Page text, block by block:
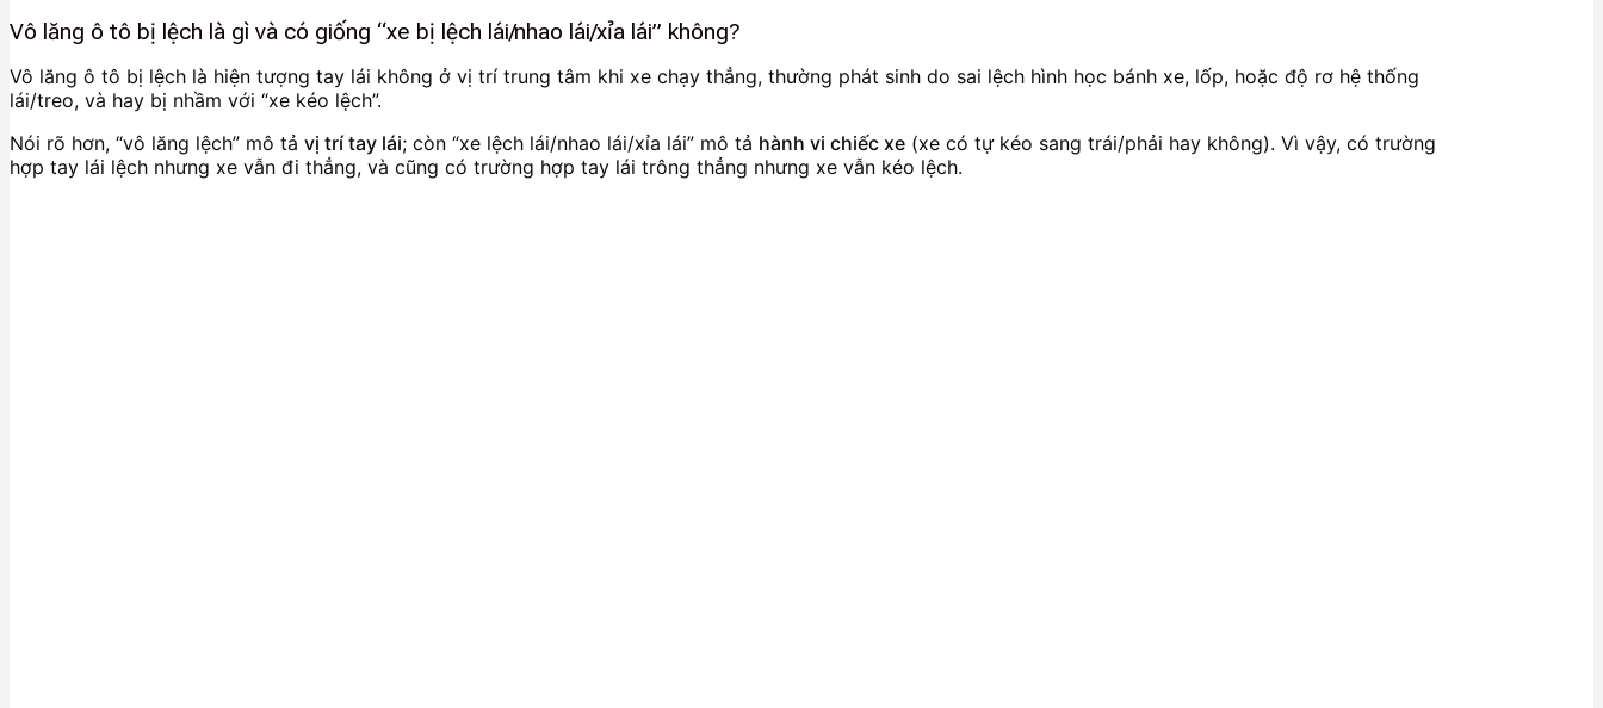
Vô lăng ô tô bị lệch là gì và có giống “xe bị lệch lái/nhao lái/xỉa lái” không?
Vô lăng ô tô bị lệch là hiện tượng tay lái không ở vị trí trung tâm khi xe chạy thẳng, thường phát sinh do sai lệch hình học bánh xe, lốp, hoặc độ rơ hệ thống
lái/treo, và hay bị nhầm với “xe kéo lệch”.
Nói rõ hơn, “vô lăng lệch” mô tả vị trí tay lái; còn “xe lệch lái/nhao lái/xỉa lái” mô tả hành vi chiếc xe (xe có tự kéo sang trái/phải hay không). Vì vậy, có trường
hợp tay lái lệch nhưng xe vẫn đi thẳng, và cũng có trường hợp tay lái trông thẳng nhưng xe vẫn kéo lệch.